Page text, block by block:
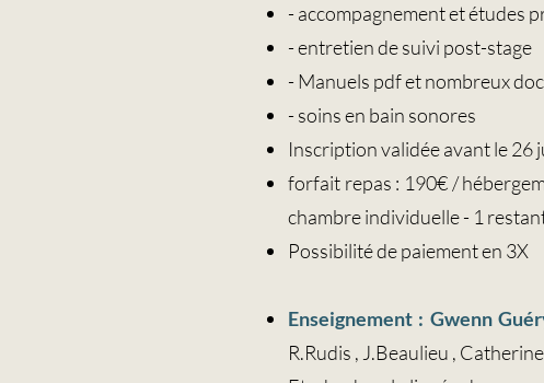
- accompagnement et études
- entretien de suivi post-stage
- Manuels pdf et nombreux
- soins en bain sonores
Inscription validée avant le 26
forfait repas : 190€ /
chambre individuelle - 1
Possibilité de paiement en 3X
Enseignement : Gwenn
R.Rudis , J.Beaulieu ,